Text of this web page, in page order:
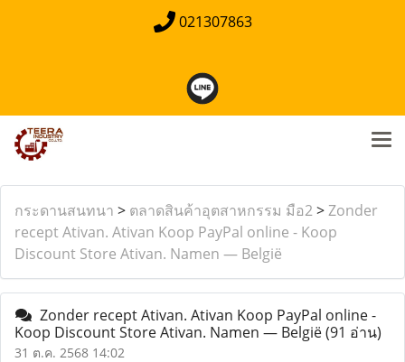
021307863
กระดานสนทนา > ตลาดสินค้าอุตสาหกรรม มือ2>Zonder
recept Ativan. Ativan Koop PayPal online - Koop
Discount Store Ativan. Namen — België
Zonder recept Ativan. Ativan Koop PayPal online -
Koop Discount Store Ativan. Namen — België(91 อ่าน)
31 ต.ค. 2568 14:02